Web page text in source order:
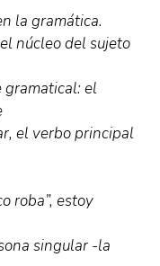
la gramática.
núcleo del sujeto
gramatical: el
el verbo principal
roba”, estoy
singular -la